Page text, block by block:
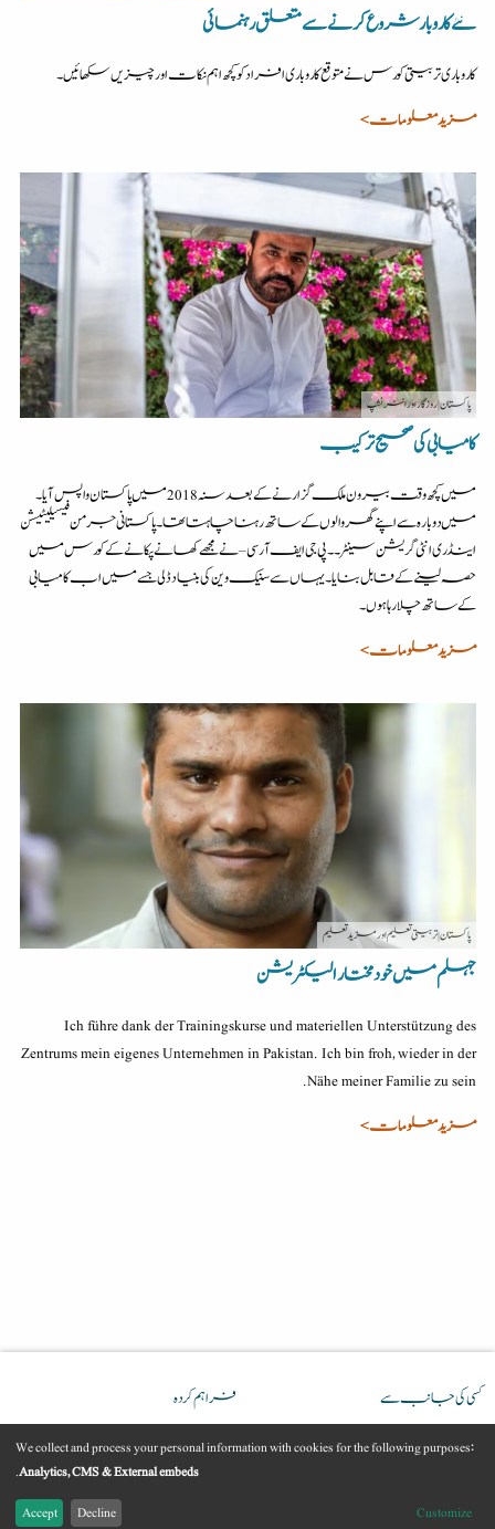
نئے کاروبار شروع کرنے سے متعلق رہنمائی
کاروباری تربیتی کورس نے متوقع کاروباری افراد کو کچھ اہم نکات اور چیزیں سکھائیں۔
مزید معلومات >
پاکستان| روزگار اور انٹرنشپ
کامیابی کی صحیح ترکیب
میں کچھ وقت بیرون ملک گزارنے کے بعد سنہ2018 میں پاکستان واپس آیا۔
میں دوبارہ سے اپنے گھر والوں کے ساتھ رہنا چاہتا تھا۔ پاکستانی جرمن فیسیلیٹیشن
اینڈ ری انٹی گریشن سینٹر ۔۔ پی جی ایف آر سی – نے مجھے کھانے پکانے کے کورس میں
حصہ لینے کے قابل بنایا۔ یہاں سے سنیک وین کی بنیاد ڈلی جسے میں اب کامیابی
کے ساتھ چلا رہا ہوں۔
مزید معلومات >
پاکستان| تربیتی تعلیم اور مزید تعلیم
جہلم میں خود مختار الیکٹریشن
Ich führe dank der Trainingskurse und materiellen Unterstützung des
Zentrums mein eigenes Unternehmen in Pakistan. Ich bin froh, wieder in der
Nähe meiner Familie zu sein.
مزید معلومات >
کسی کی جانب سے فراہم کردہ
We collect and process your personal information with cookies for the following purposes:
Analytics, CMS & External embeds
.
Customize
Decline
Accept